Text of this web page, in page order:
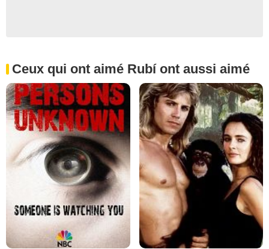
Ceux qui ont aimé Rubí ont aussi aimé